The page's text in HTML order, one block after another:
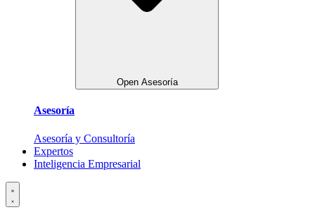
Open Asesoría
Asesoría
Asesoría y Consultoría
Expertos
Inteligencia Empresarial